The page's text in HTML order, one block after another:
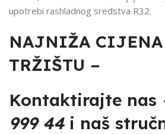
upotrebi rashladnog sredstva R32.
NAJNIŽA
TRŽIŠTU –
Kontaktirajte nas
999 44i naš